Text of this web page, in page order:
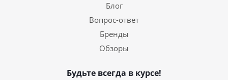
Блог
Вопрос-ответ
Бренды
Обзоры
Будьте всегда в курсе!